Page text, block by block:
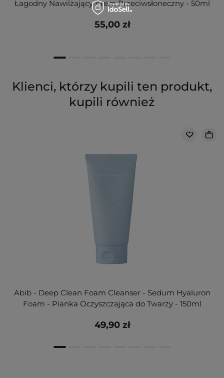
Łagodny Nawilżający Krem Przeciwsłoneczny - 50ml
55,00 zł
Klienci, którzy kupili ten produkt,
kupili również
Abib - Deep Clean Foam Cleanser - Sedum Hyaluron
Foam - Pianka Oczyszczająca do Twarzy - 150ml
49,90 zł